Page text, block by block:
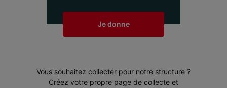
Je donne
Vous souhaitez collecter pour notre structure ?
Créez votre propre page de collecte et